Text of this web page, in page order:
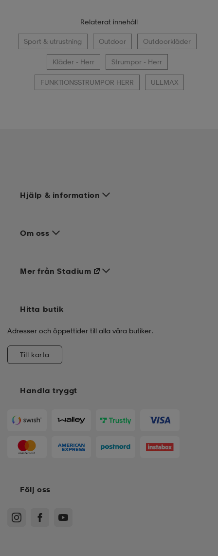
Relaterat innehåll
Sport & utrustning Outdoor Outdoorkläder
Kläder - Herr Strumpor - Herr
FUNKTIONSSTRUMPOR HERR ULLMAX
Hjälp & information
Om oss
Handla tryggt
Mer från Stadium
Hitta butik
Adresser och öppettider till alla våra butiker.
Till karta
Följ oss